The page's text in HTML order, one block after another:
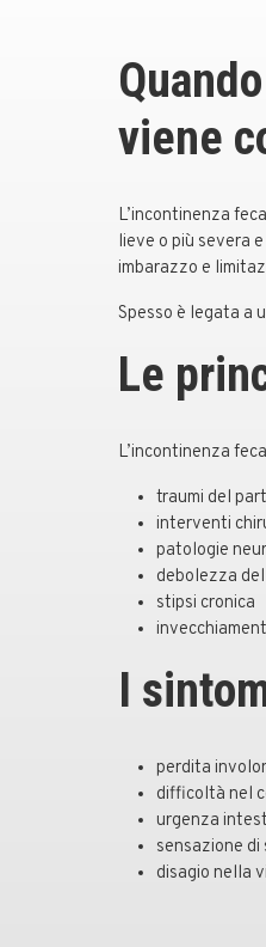
viene
L’incontinenza
lieve o più severa
imbarazzo e
Spesso è legata a
Le
L’incontinenza
traumi del
interventi
patologie
debolezza
stipsi cronica
I
perdita
difficoltà nel
urgenza
sensazione
disagio nella